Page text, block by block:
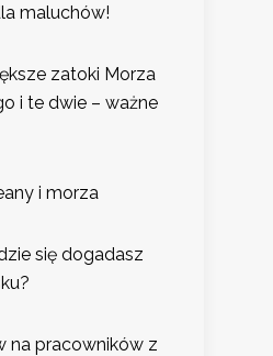
maluchów!
zatoki Morza
i te dwie – ważne
i morza
się dogadasz
na pracowników z